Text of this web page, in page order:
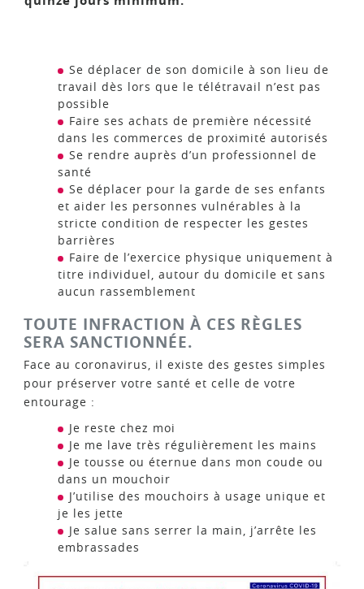
Se déplacer de son domicile à son lieu de
travail dès lors que le télétravail n’est pas
possible
Faire ses achats de première nécessité
dans les commerces de proximité autorisés
Se rendre auprès d’un professionnel de
santé
Se déplacer pour la garde de ses enfants
et aider les personnes vulnérables à la
stricte condition de respecter les gestes
barrières
Faire de l’exercice physique uniquement à
titre individuel, autour du domicile et sans
aucun rassemblement
TOUTE INFRACTION À CES RÈGLES
SERA SANCTIONNÉE.
Face au coronavirus, il existe des gestes simples
pour préserver votre santé et celle de votre
entourage :
Je reste chez moi
Je me lave très régulièrement les mains
Je tousse ou éternue dans mon coude ou
dans un mouchoir
J’utilise des mouchoirs à usage unique et
je les jette
Je salue sans serrer la main, j’arrête les
embrassades